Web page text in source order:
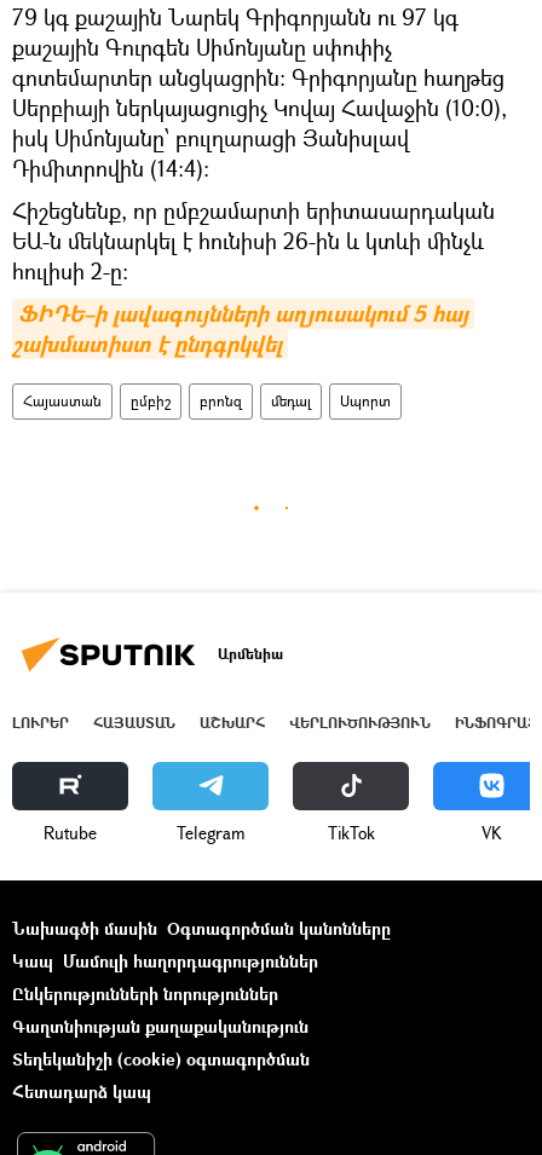
79 կգ քաշային Նարեկ Գրիգորյանն ու 97 կգ
քաշային Գուրգեն Սիմոնյանը սփոփիչ
գոտեմարտեր անցկացրին: Գրիգորյանը հաղթեց
Սերբիայի ներկայացուցիչ Կովայ Հավաջին (10:0),
իսկ Սիմոնյանը՝ բուլղարացի Յանիսլավ
Դիմիտրովին (14:4):
Հիշեցնենք, որ ըմբշամարտի երիտասարդական
ԵԱ-ն մեկնարկել է հունիսի 26-ին և կտևի մինչև
հուլիսի 2-ը:
ՖԻԴԵ–ի լավագույնների աղյուսակում 5 հայ
շախմատիստ է ընդգրկվել
Հայաստան ըմբիշ բրոնզ մեդալ Սպորտ
Արմենիա
ԼՈՒՐԵՐ ՀԱՅԱՍՏԱՆ ԱՇԽԱՐՀ ՎԵՐԼՈՒԾՈՒԹՅՈՒՆ
Rutube Telegram ТikТоk VK
Նախագծի մասին Օգտագործման կանոնները
Կապ Մամուլի հաղորդագրություններ
Ընկերությունների նորություններ
Գաղտնիության քաղաքականություն
Տեղեկանիշի (cookie) օգտագործման
Հետադարձ կապ